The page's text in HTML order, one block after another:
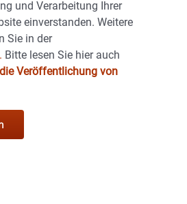
und Verarbeitung Ihrer
einverstanden. Weitere
Sie in der
Bitte lesen Sie hier auch
Veröffentlichung von